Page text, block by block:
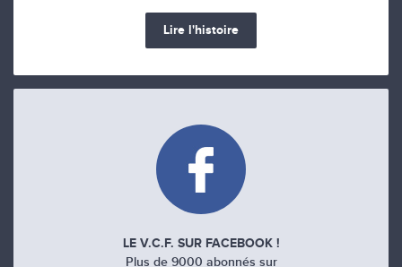
Lire l'histoire
LE V.C.F. SUR FACEBOOK !
Plus de 9000 abonnés sur